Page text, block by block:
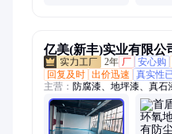
亿美(新丰)实业有限公
2年 厂 安心购
回复及时 出价迅速 真实性
主营： 防腐漆、地坪漆、真石
面漆、绝缘涂料、氟碳面漆
防锈底漆、底漆面漆、无机
料、聚脲涂料、环氧自流平